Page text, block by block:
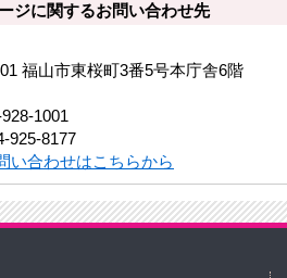
ジに関するお問い合わせ先
福山市東桜町3番5号本庁舎6階
1001
925-8177
い合わせはこちらから